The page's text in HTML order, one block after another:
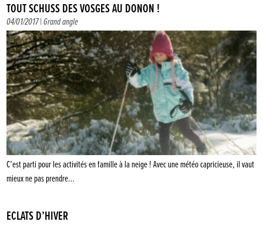
TOUT SCHUSS DES VOSGES AU DONON !
04/01/2017 |Grand angle
C’est parti pour les activités en famille à la neige ! Avec une météo capricieuse, il vaut
mieux ne pas prendre…
ÉCLATS D’HIVER